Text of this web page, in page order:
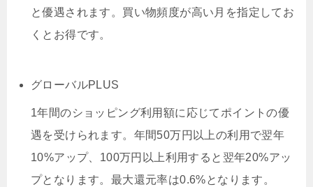
と優遇されます。買い物頻度が高い月を指定してお
くとお得です。
グローバルPLUS
1年間のショッピング利用額に応じてポイントの優
遇を受けられます。年間50万円以上の利用で翌年
10%アップ、100万円以上利用すると翌年20%アッ
プとなります。最大還元率は0.6%となります。